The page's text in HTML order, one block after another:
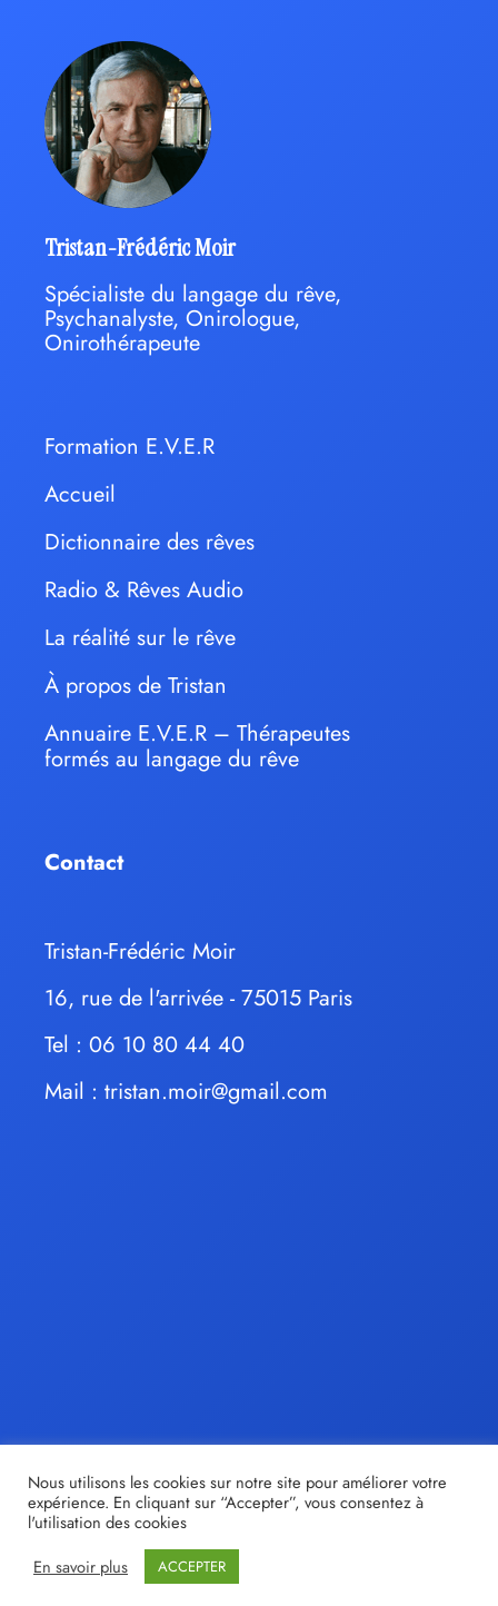
Tristan-Frédéric Moir
Spécialiste du langage du rêve,
Psychanalyste, Onirologue,
Onirothérapeute
Formation E.V.E.R
Accueil
Dictionnaire des rêves
Radio & Rêves Audio
La réalité sur le rêve
À propos de Tristan
Annuaire E.V.E.R – Thérapeutes
formés au langage du rêve
Contact
Tristan-Frédéric Moir
16, rue de l'arrivée - 75015 Paris
Tel : 06 10 80 44 40
Mail : tristan.moir@gmail.com
© tristan-moir.fr |Share out
Nous utilisons les cookies sur notre site pour améliorer votre
expérience. En cliquant sur “Accepter”, vous consentez à
l'utilisation des cookies
En savoir plus
ACCEPTER